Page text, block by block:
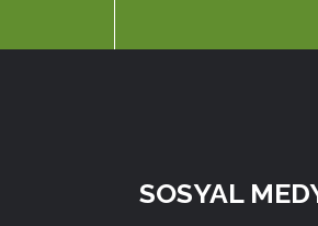
SOSYAL